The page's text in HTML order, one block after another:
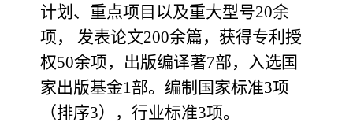
计划、重点项目以及重大型号20余
项， 发表论文200余篇，获得专利授
权50余项，出版编译著7部，入选国
家出版基金1部。编制国家标准3项
（排序3），行业标准3项。